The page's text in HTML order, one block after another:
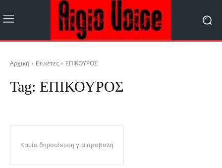
Αρχική Ετικέτες ΕΠΙΚΟΥΡΟΣ
Tag: ΕΠΙΚΟΥΡΟΣ
Καμία δημοσίευση για προβολή